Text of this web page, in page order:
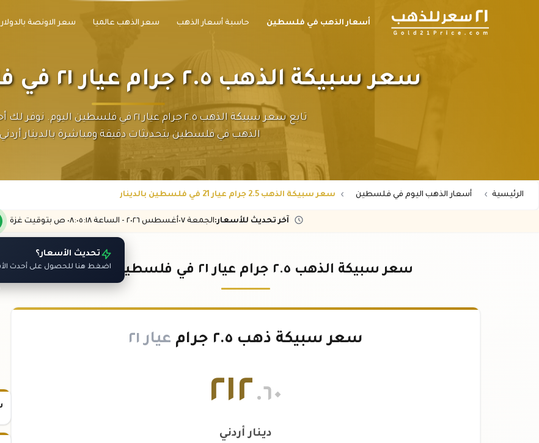
أسعار الذهب في فلسطين حاسبة أسعار الذهب سعر الذهب عالميا سعر الاونصة بالدولار
سعر سبيكة الذهب ٢.٥ جرام عيار ٢١ في فلسطين بالدينار
تابع سعر سبيكة الذهب ٢.٥ جرام عيار ٢١ في فلسطين
الذهب في فلسطين بتحديثات دقيقة ومباشرة بالدينار
الرئيسية أسعار الذهب اليوم في فلسطين سعر سبيكة الذهب 2.5 جرام عيار 21 في فلسطين بالدينار
آخر تحديث للأسعار:الجمعة ٠٧ أغسطس ٢٠٢٦ - الساعة ٠٨:٠٥:١٨ ص بتوقيت غزة
تحديث الأسعار؟
اضغط هنا للحصول على أحدث سعر سبيكة الذهب ٢.٥ جرام عيار ٢١ في فلسطين اليوم
سعر سبيكة ذهب ٢.٥ جرام عيار ٢١
٢١٢ .٦٠
دينار أردني